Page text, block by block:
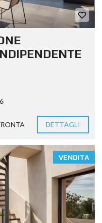
DETTAGLI
VENDITA